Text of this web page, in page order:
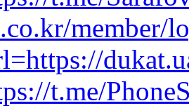
member/
t.me/